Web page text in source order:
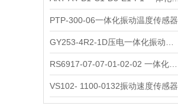
PTP-300-06一体化振动温度传感器
VS102- 1100-0132振动速度传感器